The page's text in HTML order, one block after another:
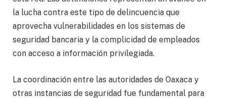
la lucha contra este tipo de delincuencia que
aprovecha vulnerabilidades en los sistemas de
seguridad bancaria y la complicidad de empleados
con acceso a información privilegiada.
La coordinación entre las autoridades de Oaxaca y
otras instancias de seguridad fue fundamental para